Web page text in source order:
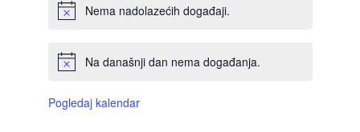
Nema nadolazećih događaji.
Na današnji dan nema događanja.
Pogledaj kalendar